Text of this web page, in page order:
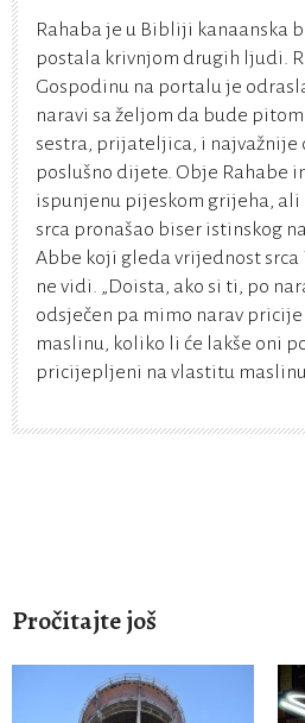
Rahaba je u Bibliji kanaanska
postala krivnjom drugih ljudi.
Gospodinu na portalu je
naravi sa željom da bude
sestra, prijateljica, i najvažnije
poslušno dijete. Obje Rahabe
ispunjenu pijeskom grijeha, ali
srca pronašao biser istinskog
Abbe koji gleda vrijednost
ne vidi. „Doista, ako si ti, po
odsječen pa mimo narav
maslinu, koliko li će lakše oni
pricijepljeni na vlastitu
Pročitajte još